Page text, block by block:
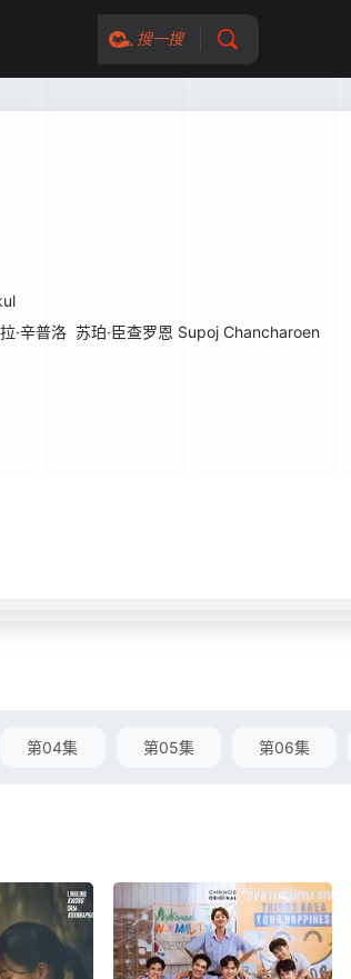
搜一搜
·辛普洛 苏珀·臣查罗恩 Supoj Chancharoen
第04集 第05集 第06集